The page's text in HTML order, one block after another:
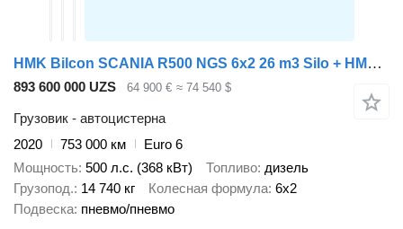
HMK Bilcon SCANIA R500 NGS 6x2 26 m3 Silo + HMK Bilcon Silotrailer + прицеп автоцистерна
893 600 000 UZS 64 900 € ≈ 74 540 $
Грузовик - автоцистерна
2020
753 000 км
Euro 6
Мощность 500 л.с. (368 кВт) Топливо дизель
Грузопод. 14 740 кг Колесная формула 6x2
Подвеска пневмо/пневмо